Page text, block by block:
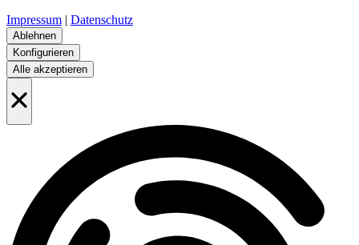
Impressum | Datenschutz
Ablehnen
Konfigurieren
Alle akzeptieren